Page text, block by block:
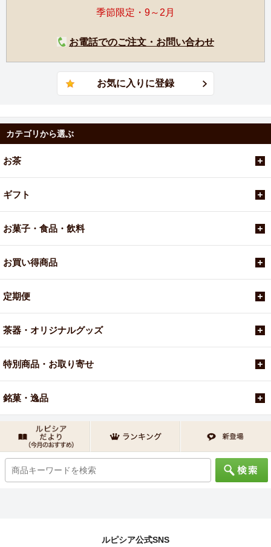
季節限定・9～2月
お電話でのご注文・お問い合わせ
カテゴリから選ぶ
お茶
ギフト
お菓子・食品・飲料
お買い得商品
定期便
茶器・オリジナルグッズ
特別商品・お取り寄せ
銘菓・逸品
ルピシア公式SNS